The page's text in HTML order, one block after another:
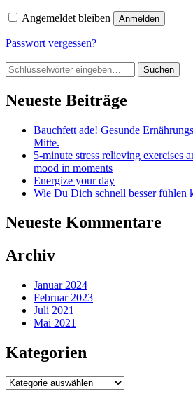
Angemeldet bleiben Anmelden
Passwort vergessen?
Suchst
du
nach
etwas?
Neueste Beiträge
Bauchfett ade! Gesunde
Mitte.
5-minute stress relieving exercises
mood in moments
Energize your day
Wie Du Dich schnell besser fühlen
Neueste Kommentare
Archiv
Januar 2024
Februar 2023
Juli 2021
Mai 2021
Kategorien
Kategorien